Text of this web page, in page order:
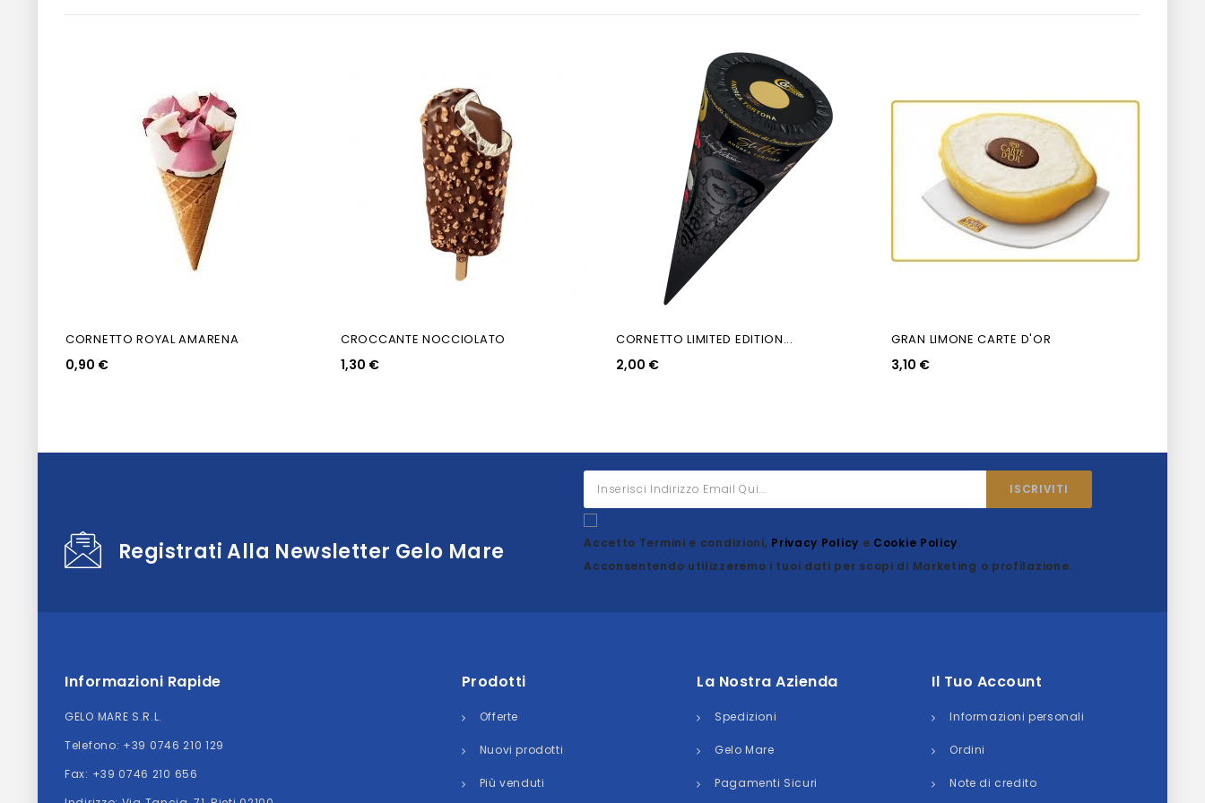
CORNETTO ROYAL AMARENA
0,90 €
CROCCANTE NOCCIOLATO
1,30 €
CORNETTO LIMITED EDITION...
2,00 €
GRAN LIMONE CARTE D'OR
3,10 €
Registrati Alla Newsletter Gelo Mare Accetto Termini e condizioni, Privacy Policy e Cookie Policy.
Acconsentendo utilizzeremo i tuoi dati per scopi di Marketing o profilazione.
Informazioni Rapide
GELO MARE S.R.L.
Telefono: +39 0746 210 129
Fax: +39 0746 210 656
Prodotti
Offerte
Nuovi prodotti
Più venduti
La Nostra Azienda
Spedizioni
Gelo Mare
Pagamenti Sicuri
Il Tuo Account
Informazioni personali
Ordini
Note di credito